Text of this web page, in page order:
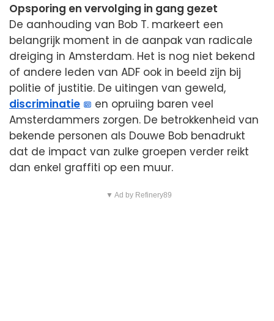
Opsporing en vervolging in gang gezet
De aanhouding van Bob T. markeert een
belangrijk moment in de aanpak van radicale
dreiging in Amsterdam. Het is nog niet bekend
of andere leden van ADF ook in beeld zijn bij
politie of justitie. De uitingen van geweld,
discriminatie
en opruiing baren veel
Amsterdammers zorgen. De betrokkenheid van
bekende personen als Douwe Bob benadrukt
dat de impact van zulke groepen verder reikt
dan enkel graffiti op een muur.
▼ Ad by Refinery89